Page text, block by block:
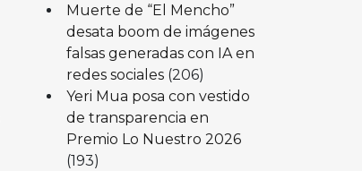
Muerte de “El Mencho”
desata boom de imágenes
falsas generadas con IA en
redes sociales (206)
Yeri Mua posa con vestido
de transparencia en
Premio Lo Nuestro 2026
(193)